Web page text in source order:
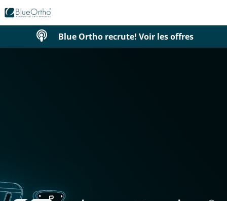
Blue Ortho recrute! Voir les offres